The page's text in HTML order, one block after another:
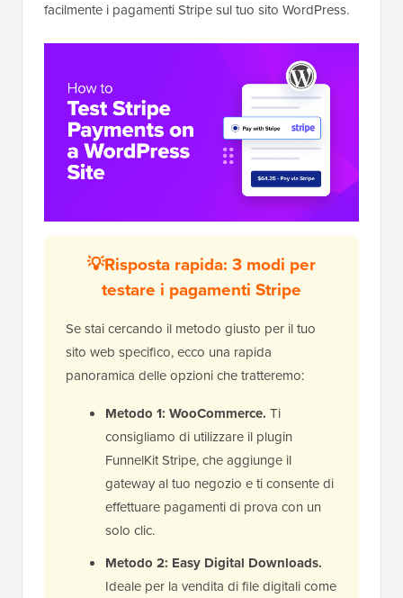
facilmente i pagamenti Stripe sul tuo sito WordPress.
💡Risposta rapida: 3 modi per
testare i pagamenti Stripe
Se stai cercando il metodo giusto per il tuo
sito web specifico, ecco una rapida
panoramica delle opzioni che tratteremo:
Metodo 1: WooCommerce. Ti
consigliamo di utilizzare il plugin
FunnelKit Stripe, che aggiunge il
gateway al tuo negozio e ti consente di
effettuare pagamenti di prova con un
solo clic.
Metodo 2: Easy Digital Downloads.
Ideale per la vendita di file digitali come